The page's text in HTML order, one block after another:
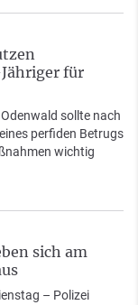
für
sollte nach
perfiden Betrugs
wichtig
sich am
– Polizei